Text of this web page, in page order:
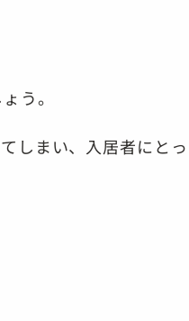
う。
しまい、入居者にと